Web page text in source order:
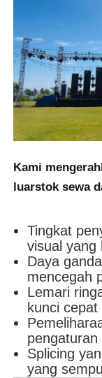
Papan
Papan
Kami
luarstok sewa
Tingkat
visual yang
Daya
mencegah
Lemari
kunci cepat
Splicing
yang